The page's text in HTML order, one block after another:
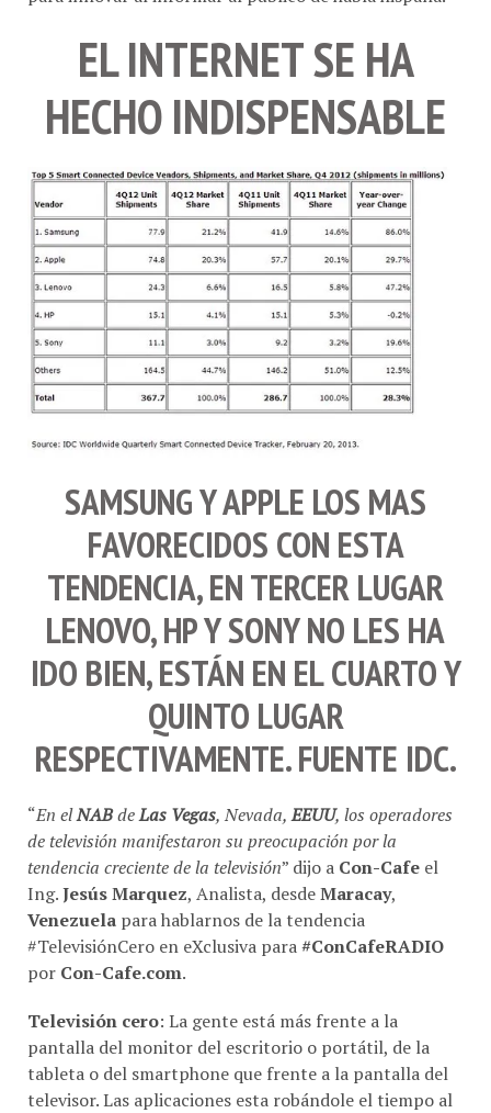
EL INTERNET SE HA
HECHO INDISPENSABLE
SAMSUNGYAPPLE LOS MAS
FAVORECIDOS CON ESTA
TENDENCIA, EN TERCER LUGAR
LENOVO HPYSONYNO LES HA
IDO BIEN, ESTÁN EN EL CUARTO Y
QUINTO LUGAR
RESPECTIVAMENTE. FUENTE IDC
“En el NABde Las Vegas , Nevada, EEUU, los operadores
de televisión manifestaron su preocupación por la
tendencia creciente de la televisión ” dijo a Con-Cafe
el
Ing. Jesús Marquez , Analista, desde Maracay
Venezuela
para hablarnos de la tendencia
#TelevisiónCero en eXclusiva para
#ConCafeRADIO
Con-Cafe.com
Televisión cero
: La gente está más frente a la
pantalla del monitor del escritorio o portátil, de la
tableta o del smartphone que frente a la pantalla del
televisor. Las aplicaciones esta robándole el tiempo al